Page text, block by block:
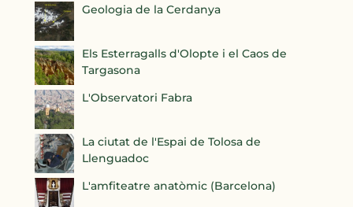
Geologia de la Cerdanya
Els Esterragalls d'Olopte i el Caos de
Targasona
L'Observatori Fabra
La ciutat de l'Espai de Tolosa de
Llenguadoc
L'amfiteatre anatòmic (Barcelona)